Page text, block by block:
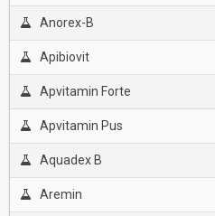
Anorex-B
Apibiovit
Apvitamin Forte
Apvitamin Pus
Aquadex B
Aremin